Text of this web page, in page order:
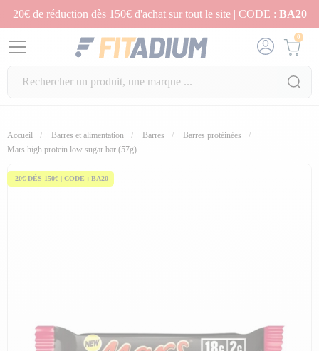
20€ de réduction dès 150€ d'achat sur tout le site | CODE : BA20
0
Accueil Barres et alimentation Barres
Barres protéinées
Mars high protein low sugar bar (57g)
-20€ DÈS 150€ | CODE : BA20